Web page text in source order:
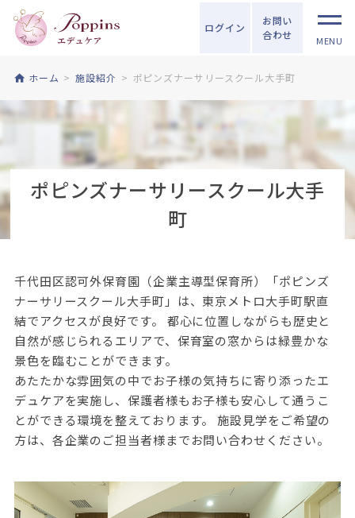
ログイン
お問い
合わせ
MENU
ホーム 施設紹介 ポピンズナーサリースクール大手町
ポピンズナーサリースクール大手
町
千代田区認可外保育園（企業主導型保育所）「ポピンズ
ナーサリースクール大手町」は、東京メトロ大手町駅直
結でアクセスが良好です。 都心に位置しながらも歴史と
自然が感じられるエリアで、保育室の窓からは緑豊かな
景色を臨むことができます。
あたたかな雰囲気の中でお子様の気持ちに寄り添ったエ
デュケアを実施し、保護者様もお子様も安心して通うこ
とができる環境を整えております。 施設見学をご希望の
方は、各企業のご担当者様までお問い合わせください。